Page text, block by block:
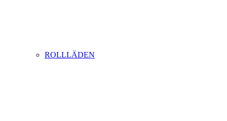
ROLLLÄDEN